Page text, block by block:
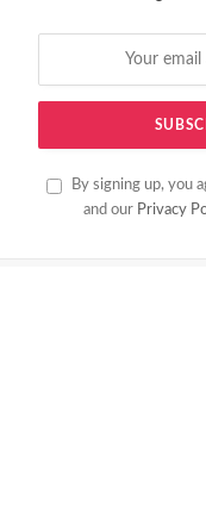
By signing up, you
and our Privacy